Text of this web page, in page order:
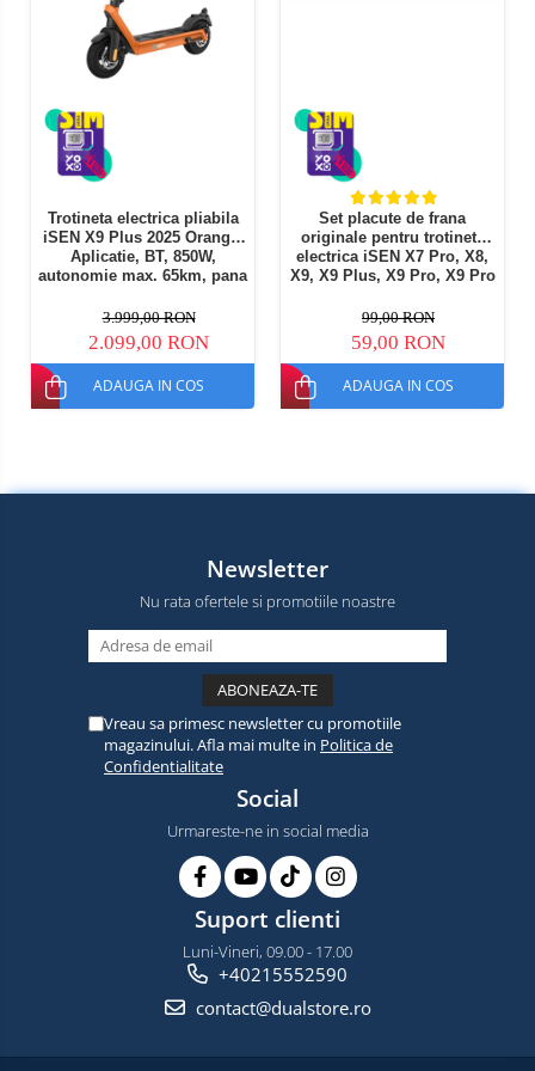
Trotineta electrica pliabila
iSEN X9 Plus 2025 Orange,
Aplicatie, BT, 850W,
autonomie max. 65km, pana
detasabila 15.6Ah
3.999,00 RON
2.099,00 RON
ADAUGA IN COS
Set placute de frana
originale pentru trotineta
electrica iSEN X7 Pro, X8,
X9, X9 Plus, X9 Pro, X9 Pro
99,00 RON
59,00 RON
ADAUGA IN COS
Newsletter
Nu rata ofertele si promotiile noastre
Vreau sa primesc newsletter cu promotiile
magazinului. Afla mai multe in Politica de
Confidentialitate
Social
Urmareste-ne in social media
Suport clienti
Luni-Vineri, 09.00 - 17.00
+40215552590
contact@dualstore.ro